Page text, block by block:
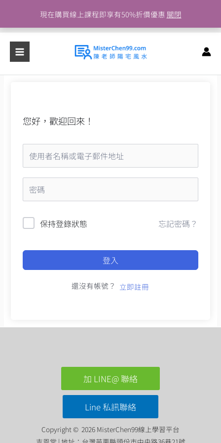
現在購買線上課程即享有50%折價優惠 關閉
主
容
您好，歡迎回來！
保持登錄狀態 忘記密碼？
登入
還沒有帳號？ 立即註冊
加 LINE@ 聯絡
Line 私訊聯絡
Copyright © 2026 MisterChen99線上學習平台